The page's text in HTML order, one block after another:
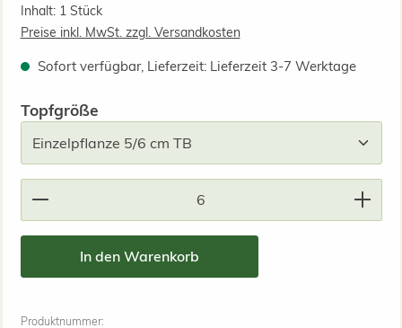
Inhalt: 1 Stück
Preise inkl. MwSt. zzgl. Versandkosten
Sofort verfügbar, Lieferzeit: Lieferzeit 3-7 Werktage
Topfgrößeauswählen
Produkt Anzahl: Gib den gewünschten Wert ein
In den Warenkorb
Produktnummer: